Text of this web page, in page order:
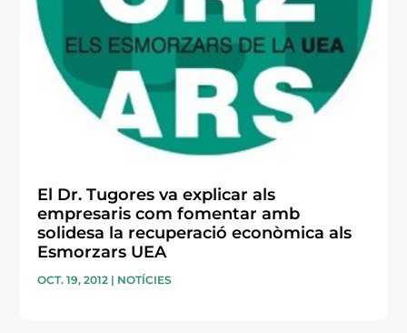
El Dr. Tugores va explicar als
empresaris com fomentar amb
solidesa la recuperació econòmica als
Esmorzars UEA
OCT. 19, 2012 | NOTÍCIES